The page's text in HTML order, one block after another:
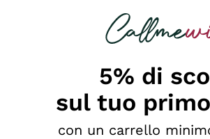
5% di
sul tuo
con un carrello